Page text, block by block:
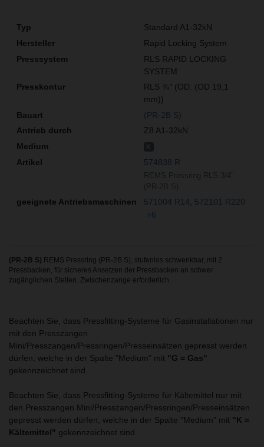
Standard A1-32kN
Rapid Locking System
RLS RAPID LOCKING
SYSTEM
RLS ¾″ (OD: (OD 19,1
mm))
(PR-2B S)
Z8 A1-32kN
574838 R
571004 R14
572101 R220
+6
(PR-2B S) REMS Pressring (PR-2B S), stufenlos schwenkbar, mit 2
Pressbacken, für sicheres Ansetzen der Pressbacken an schwer
zugänglichen Stellen. Zwischenzange erforderlich.
Beachten Sie, dass Pressfitting-Systeme für Gasinstallationen nur
mit den Presszangen
Mini/Presszangen/Pressringen/Presseinsätzen gepresst werden
dürfen, welche in der Spalte "Medium" mit "G = Gas"
gekennzeichnet sind.
Beachten Sie, dass Pressfitting-Systeme für Kältemittel nur mit
den Presszangen Mini/Presszangen/Pressringen/Presseinsätzen
gepresst werden dürfen, welche in der Spalte "Medium" mit "K =
Kältemittel" gekennzeichnet sind.